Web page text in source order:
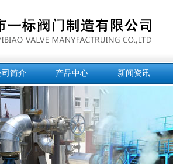
司简介 产品中心 新闻资讯